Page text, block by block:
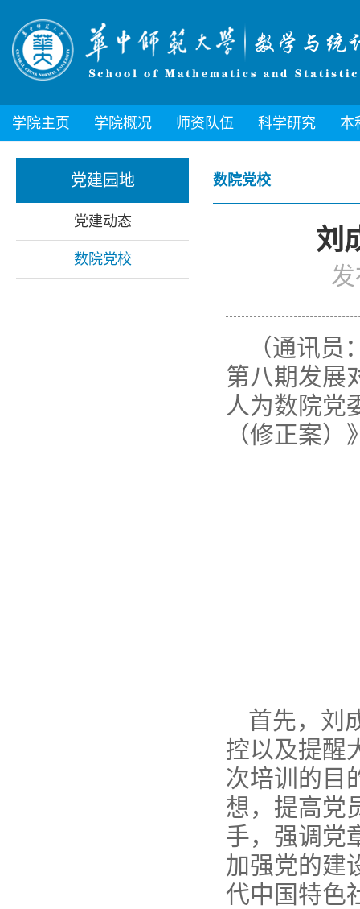
学院主页 学院概况 师资队伍 科学研究 本
党建园地
党建动态
数院党校
数院党校
刘
（通讯
第八期发展
人为数院党
（修正案）
首先， 刘
控以及提醒
次培训的目
想，提高党
手，强调党
加强党的建
代中国特色